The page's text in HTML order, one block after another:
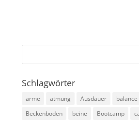
Schlagwörter
arme atmung Ausdauer balance
Beckenboden
beine Bootcamp